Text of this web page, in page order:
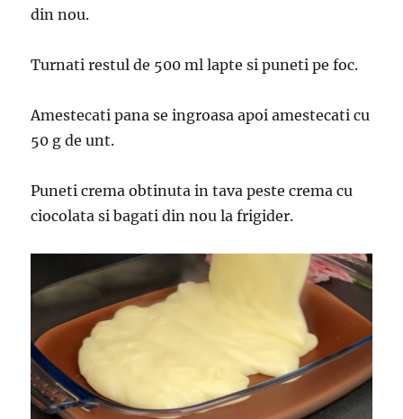
din nou.
Turnati restul de 500 ml lapte si puneti pe foc.
Amestecati pana se ingroasa apoi amestecati cu
50 g de unt.
Puneti crema obtinuta in tava peste crema cu
ciocolata si bagati din nou la frigider.